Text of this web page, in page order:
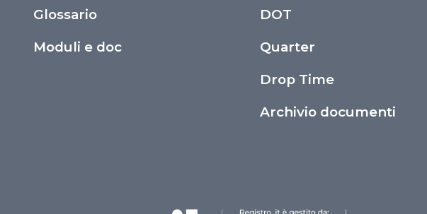
Glossario
Moduli e doc
DOT
Quarter
Drop Time
Archivio documenti